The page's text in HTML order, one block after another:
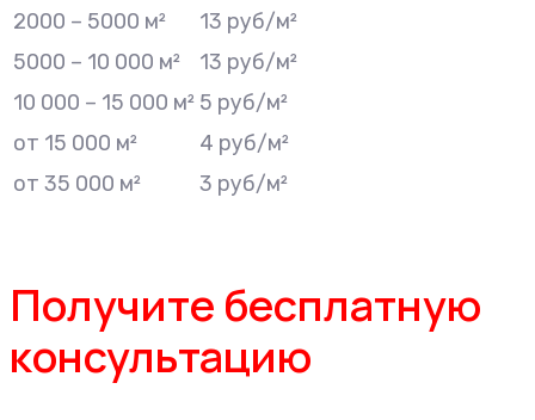
2000 – 5000 м²
13 руб/м²
5000 – 10 000 м²
13 руб/м²
10 000 – 15 000 м² 5 руб/м²
от 15 000 м²
4 руб/м²
от 35 000 м²
3 руб/м²
Получите бесплатную
консультацию